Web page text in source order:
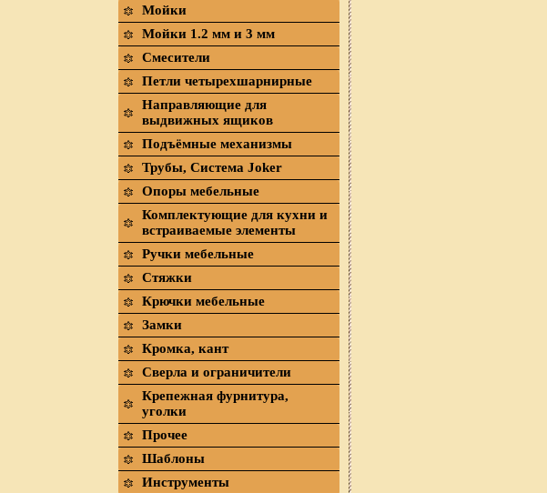
Мойки
Мойки 1.2 мм и 3 мм
Смесители
Петли четырехшарнирные
Направляющие для
выдвижных ящиков
Подъёмные механизмы
Трубы, Система Joker
Опоры мебельные
Комплектующие для кухни и
встраиваемые элементы
Ручки мебельные
Стяжки
Крючки мебельные
Замки
Кромка, кант
Сверла и ограничители
Крепежная фурнитура,
уголки
Прочее
Шаблоны
Инструменты